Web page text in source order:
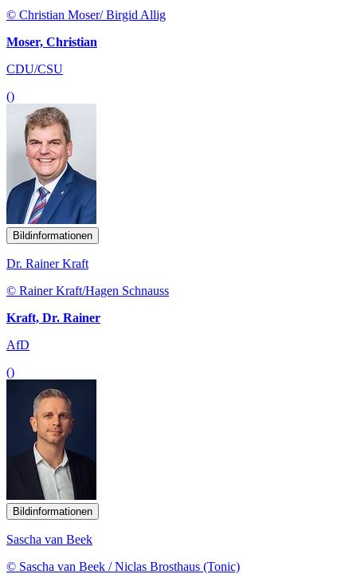
© Christian Moser/ Birgid Allig
Moser, Christian
CDU/CSU
()
Bildinformationen
Dr. Rainer Kraft
© Rainer Kraft/Hagen Schnauss
Kraft, Dr. Rainer
AfD
()
Bildinformationen
Sascha van Beek
© Sascha van Beek / Niclas Brosthaus (Tonic)